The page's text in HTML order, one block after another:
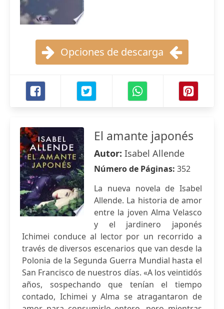
Opciones de descarga
El amante japonés
Autor: Isabel Allende
Número de Páginas: 352
La nueva novela de Isabel
Allende. La historia de amor
entre la joven Alma Velasco
y el jardinero japonés
Ichimei conduce al lector por un recorrido a
través de diversos escenarios que van desde la
Polonia de la Segunda Guerra Mundial hasta el
San Francisco de nuestros días. «A los veintidós
años, sospechando que tenían el tiempo
contado, Ichimei y Alma se atragantaron de